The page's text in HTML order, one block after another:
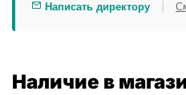
Написать директору
Наличие в